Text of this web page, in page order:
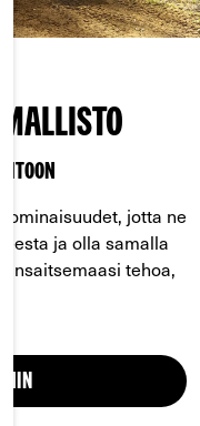
ominaisuudet, jotta ne
ja olla samalla
tehoa,